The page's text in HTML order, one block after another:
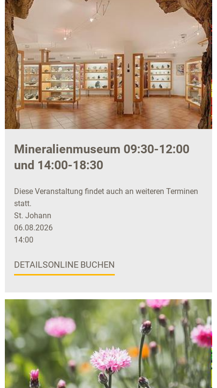
Mineralienmuseum 09:30-12:00
und 14:00-18:30
Diese Veranstaltung findet auch an weiteren Terminen
statt.
St. Johann
06.08.2026
14:00
DETAILSONLINE BUCHEN